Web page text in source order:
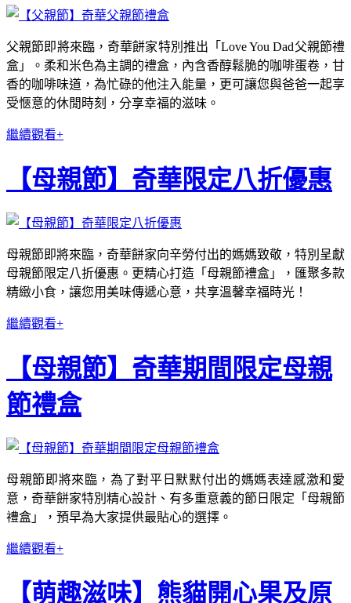
父親節即將來臨，奇華餅家特別推出「Love You Dad父親節禮
盒」。柔和米色為主調的禮盒，內含香醇鬆脆的咖啡蛋卷，甘
香的咖啡味道，為忙碌的他注入能量，更可讓您與爸爸一起享
受愜意的休閒時刻，分享幸福的滋味。
繼續觀看+
【母親節】奇華限定八折優惠
母親節即將來臨，奇華餅家向辛勞付出的媽媽致敬，特別呈獻
母親節限定八折優惠。更精心打造「母親節禮盒」，匯聚多款
精緻小食，讓您用美味傳遞心意，共享溫馨幸福時光！
繼續觀看+
【母親節】奇華期間限定母親
節禮盒
母親節即將來臨，為了對平日默默付出的媽媽表達感激和愛
意，奇華餅家特別精心設計、有多重意義的節日限定「母親節
禮盒」，預早為大家提供最貼心的選擇。
繼續觀看+
【萌趣滋味】熊貓開心果及原